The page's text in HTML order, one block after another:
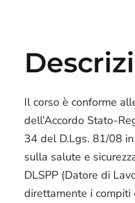
Il corso è conforme
dell’Accordo Stato-
34 del D.Lgs. 81/08
sulla salute e
DLSPP (Datore di
direttamente i compiti